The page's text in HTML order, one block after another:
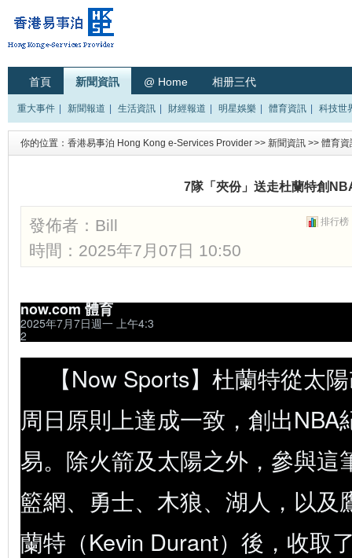
首頁 新聞資訊 @ Home 相册三代
重大事件 新聞報道 生活資訊 財經報道 明星娛樂 體育資訊 科技世
你的位置： 香港易事泊 Hong Kong e-Services Provider >> 新聞資訊 >> 體育資
7隊「夾份」送走杜蘭特創
排行榜
發佈者： Bill
時間：2025年7月07日 10:50
now.com 體育
2025年7月7日週一 上午4:3
2
【Now Sports】杜蘭特從太
周日原則上達成一致，創出NBA
易。除火箭及太陽之外，參與這
籃網、勇士、木狼、湖人，以及
蘭特（Kevin Durant）後，收取